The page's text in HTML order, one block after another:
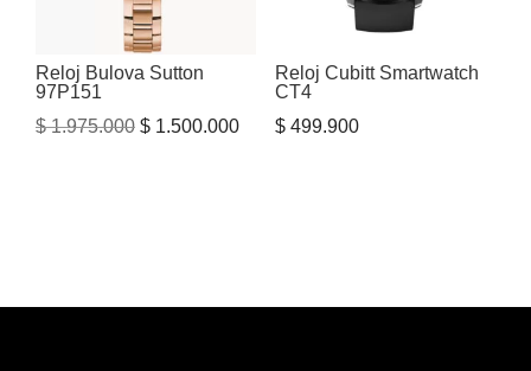
Reloj Bulova Sutton
97P151
$1.975.000 El
$ 1.500.000El
Reloj Cubitt Smartwatch
CT4
$499.900